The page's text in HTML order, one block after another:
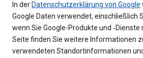
In der Datenschutzerklärung von Google
Google Daten verwendet, einschließlich
wenn Sie Google-Produkte und
Seite finden Sie weitere Informationen
verwendeten Standortinformationen